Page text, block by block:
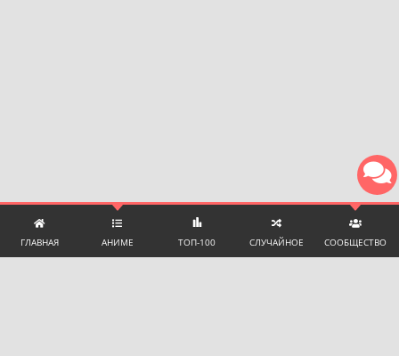
ГЛАВНАЯ АНИМЕ ТОП-100 СЛУЧАЙНОЕ СООБЩЕСТВО